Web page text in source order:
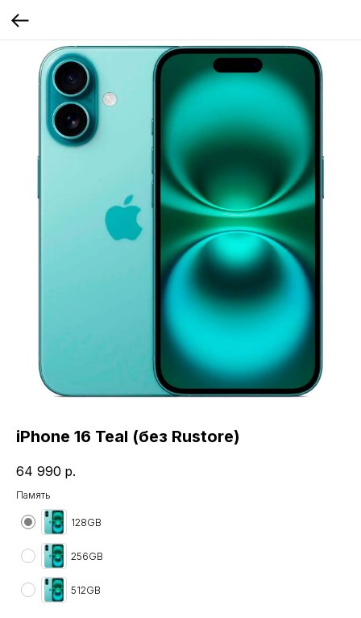
iPhone 16 Teal (без Rustore)
64 990 р.
Память
128GB
256GB
512GB